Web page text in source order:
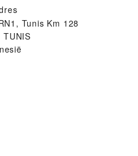
Tunis Km 128
TUNIS